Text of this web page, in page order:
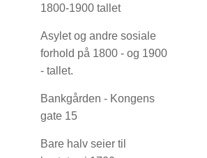
1800-1900 tallet
Asylet og andre sosiale
forhold på 1800 - og 1900
- tallet.
Bankgården - Kongens
gate 15
Bare halv seier til